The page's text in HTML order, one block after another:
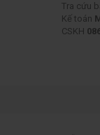
Tra cứu
Kế toán
CSKH